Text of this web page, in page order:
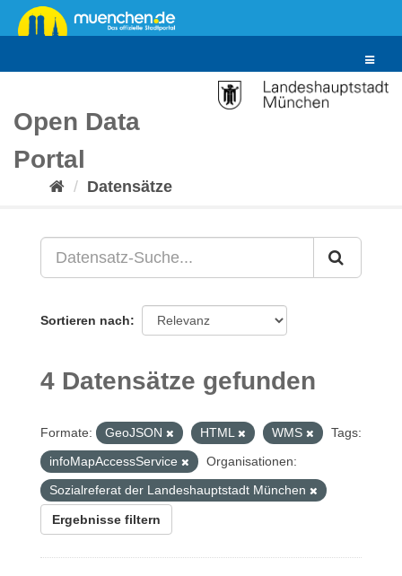
Überspringen
zum
Toggle
Open Data
Portal
Datensätze
Sortieren nach
4 Datensätze gefunden
Formate: GeoJSON HTML WMS
Tags:
infoMapAccessService
Organisationen:
Sozialreferat der Landeshauptstadt München
Ergebnisse filtern